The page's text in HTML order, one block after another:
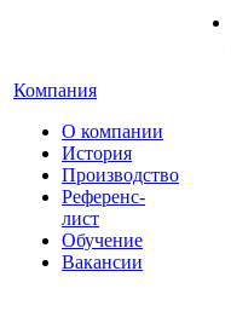
Компания
О компании
История
Производство
Референс-
лист
Обучение
Вакансии